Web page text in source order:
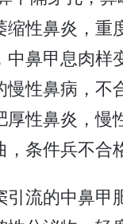
缩性鼻炎，重
中鼻甲息肉样
慢性鼻病，不
厚性鼻炎，慢
条件兵不合
引流的中鼻甲